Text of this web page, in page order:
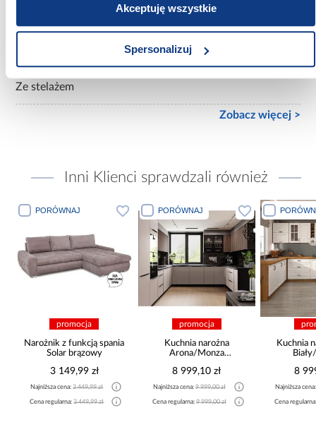
Akceptuję wszystkie
Spersonalizuj
Rozmiar materaca [cm]:
Stelaż w komplecie:
Ze stelażem
Zobacz więcej >
Inni Klienci sprawdzali również
PORÓWNAJ
promocja
Narożnik z funkcją spania
Solar brązowy
3 149,99 zł
Najniższa cena:3 449,99 zł
Cena regularna:3 449,99 zł
PORÓWNAJ
promocja
Kuchnia narożna
Arona/Monza
8 999,10 zł
Najniższa cena:9 999,00 zł
Cena regularna:9 999,00 zł
Kuchnia
8
Najniższa cena:
Cena regularna: